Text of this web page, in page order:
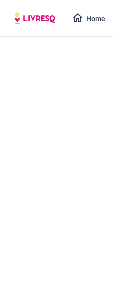
Home